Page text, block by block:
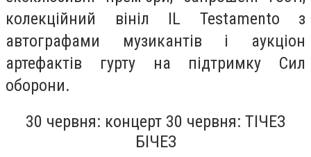
колекційний вініл IL Testamento з
автографами музикантів і аукціон
артефактів гурту на підтримку Сил
оборони.
30 червня: концерт 30 червня: ТІЧЕЗ
БІЧЕЗ